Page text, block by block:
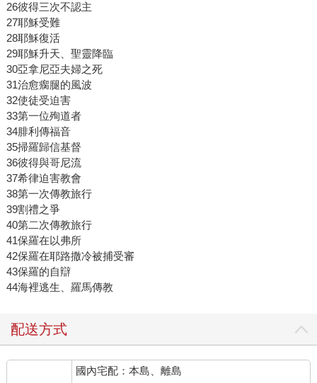
26彼得三次不認主
27耶穌受難
28耶穌復活
29耶穌升天、聖靈降臨
30亞拿尼亞夫婦之死
31治愈瘸腿的風波
32使徒受迫害
33第一位殉道者
34腓利傳福音
35掃羅歸信基督
36彼得與哥尼流
37希律迫害教會
38第一次傳教旅行
39割禮之爭
40第二次傳教旅行
41保羅在以弗所
42保羅在耶路撒冷被捕受審
43保羅的自辯
44海裡逃生、羅馬傳教
配送方式
國內宅配：本島、離島